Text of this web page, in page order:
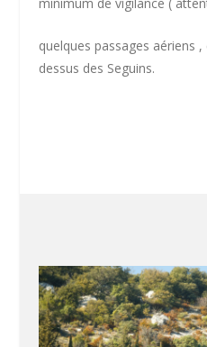
quelques passages aériens
dessus des Seguins.